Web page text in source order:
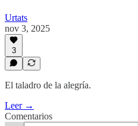
Urtats
nov 3, 2025
3
El taladro de la alegría.
Leer →
Comentarios